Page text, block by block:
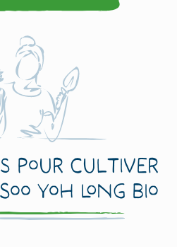
pour cultiver
Yoh Long Bio